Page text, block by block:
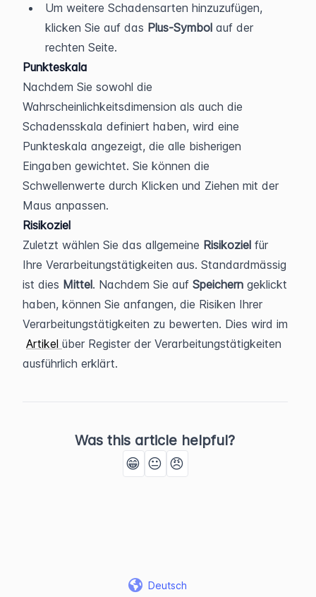
Um weitere Schadensarten hinzuzufügen,
klicken Sie auf das Plus-Symbol auf der
rechten Seite.
Punkteskala
Nachdem Sie sowohl die
Wahrscheinlichkeitsdimension als auch die
Schadensskala definiert haben, wird eine
Punkteskala angezeigt, die alle bisherigen
Eingaben gewichtet. Sie können die
Schwellenwerte durch Klicken und Ziehen mit der
Maus anpassen.
Risikoziel
Zuletzt wählen Sie das allgemeine Risikoziel für
Ihre Verarbeitungstätigkeiten aus. Standardmässig
ist dies Mittel. Nachdem Sie auf Speichern geklickt
haben, können Sie anfangen, die Risiken Ihrer
Verarbeitungstätigkeiten zu bewerten. Dies wird im
Artikel über Register der Verarbeitungstätigkeiten
ausführlich erklärt.
Was this article helpful?
😁 😐 😠
Deutsch